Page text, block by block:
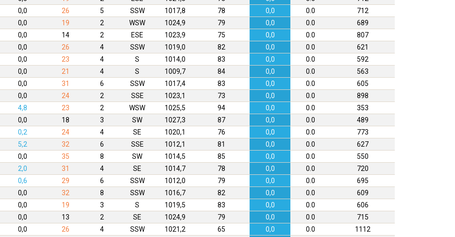
0,0 26 5 SSW 1017,8 78 0,0 0.0
712
0,0 19 2 WSW 1024,9 79 0,0 0.0
689
0,0 14 2 ESE 1023,9 75 0,0 0.0
807
0,0 26 4 SSW 1019,0 82 0,0 0.0
621
0,0 23 4 S 1014,0 83 0,0 0.0
592
0,0 21 4 S 1009,7 84 0,0 0.0
563
0,0 31 6 SSW 1017,4 83 0,0 0.0
605
0,0 24 2 SSE 1023,1 73 0,0 0.0
898
4,8 23 2 WSW 1025,5 94 0,0 0.0
353
0,0 18 3 SW 1027,3 87 0,0 0.0
489
0,2 24 4 SE 1020,1 76 0,0 0.0
773
5,2 32 6 SSE 1012,1 81 0,0 0.0
627
0,0 35 8 SW 1014,5 85 0,0 0.0
550
2,0 31 4 SE 1014,7 78 0,0 0.0
720
0,6 29 6 SSW 1012,0 79 0,0 0.0
695
0,0 32 8 SSW 1016,7 82 0,0 0.0
609
0,0 19 3 S 1019,5 83 0,0 0.0
606
0,0 13 2 SE 1024,9 79 0,0 0.0
715
0,0 26 4 SSW 1021,2 65 0,0 0.0 1112